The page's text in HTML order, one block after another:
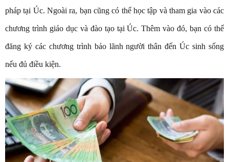
pháp tại Úc. Ngoài ra, bạn cũng có thể học tập và tham gia vào các
chương trình giáo dục và đào tạo tại Úc. Thêm vào đó, bạn có thể
đăng ký các chương trình bảo lãnh người thân đến Úc sinh sống
nếu đủ điều kiện.